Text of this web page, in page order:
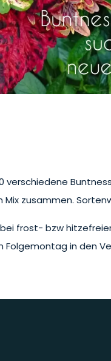
verschiedene
zusammen.
frost- bzw
Folgemontag in den